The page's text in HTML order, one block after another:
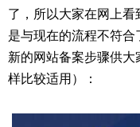
了，所以大家在网上
是与现在的流程不符
新的网站备案步骤供
样比较适用）：